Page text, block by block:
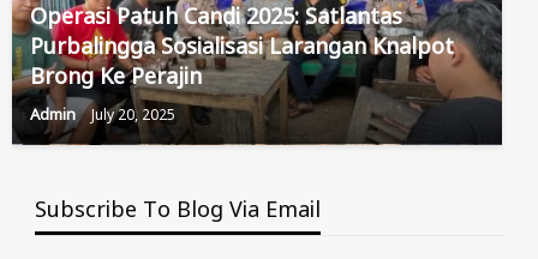
Operasi Patuh Candi 2025: Satlantas
Purbalingga Sosialisasi Larangan Knalpot
Brong Ke Perajin
Admin July 20, 2025
Subscribe To Blog Via Email